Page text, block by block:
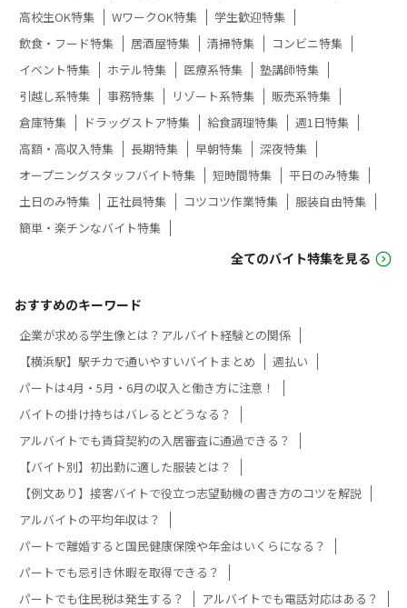
高校生OK特集
WワークOK特集
学生歓迎特集
飲食・フード特集
居酒屋特集 清掃特集
コンビニ特集
イベント特集
ホテル特集 医療系特集
塾講師特集
引越し系特集
事務特集 リゾート系特集
販売系特集
倉庫特集
ドラッグストア特集 給食調理特集
週1日特集
高額・高収入特集
長期特集 早朝特集
深夜特集
オープニングスタッフバイト特集
短時間特集
平日のみ特集
土日のみ特集
正社員特集 コツコツ作業特集
服装自由特集
簡単・楽チンなバイト特集
全てのバイト特集を見る
おすすめのキーワード
企業が求める学生像とは？アルバイト経験との関係
【横浜駅】駅チカで通いやすいバイトまとめ
週払い
パートは4月・5月・6月の収入と働き方に注意！
バイトの掛け持ちはバレるとどうなる？
アルバイトでも賃貸契約の入居審査に通過できる？
【バイト別】初出勤に適した服装とは？
【例文あり】接客バイトで役立つ志望動機の書き方のコツを解説
アルバイトの平均年収は？
パートで離婚すると国民健康保険や年金はいくらになる？
パートでも忌引き休暇を取得できる？
パートでも住民税は発生する？
アルバイトでも電話対応はある？